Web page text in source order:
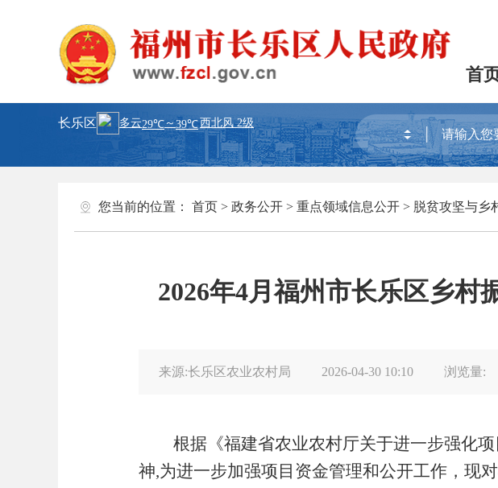
首
长乐区
您当前的位置： 首页 > 政务公开 > 重点领域信息公开 > 脱贫攻坚与乡
2026年4月福州市长乐区乡村
来源:长乐区农业农村局 2026-04-30 10:10 浏览量:
根据《福建省农业农村厅关于进一步强化
神,为进一步加强项目资金管理和公开工作，现